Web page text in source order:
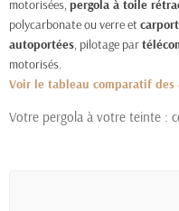
motorisées, pergola à toile
polycarbonate ou verre et
autoportées, pilotage par
motorisés.
Voir le tableau comparatif des
Votre pergola à votre teinte :